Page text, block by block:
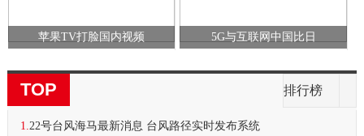
苹果TV打脸国内视频 5G与互联网中国比日
TOP 排行榜
1.22号台风海马最新消息 台风路径实时发布系统